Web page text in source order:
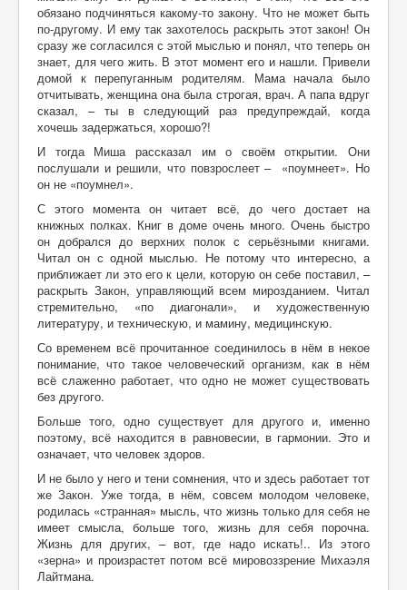
Кухня Мишпохи
Гостевая книга
Контакты
Карта сайта
Старо-Улановичское кладбище
Местечко Колышки, старинное еврейское
кладбище
обязано подчиняться какому-то закону. Что не может быть
по-другому. И ему так захотелось раскрыть этот закон! Он
сразу же согласился с этой мыслью и понял, что теперь он
знает, для чего жить. В этот момент его и нашли. Привели
домой к перепуганным родителям. Мама начала было
отчитывать, женщина она была строгая, врач. А папа вдруг
сказал, – ты в следующий раз предупреждай, когда
хочешь задержаться, хорошо?!
И тогда Миша рассказал им о своём открытии. Они
послушали и решили, что повзрослеет – «поумнеет». Но
он не «поумнел».
С этого момента он читает всё, до чего достает на
книжных полках. Книг в доме очень много. Очень быстро
он добрался до верхних полок с серьёзными книгами.
Читал он с одной мыслью. Не потому что интересно, а
приближает ли это его к цели, которую он себе поставил, –
раскрыть Закон, управляющий всем мирозданием. Читал
стремительно, «по диагонали», и художественную
литературу, и техническую, и мамину, медицинскую.
Со временем всё прочитанное соединилось в нём в некое
понимание, что такое человеческий организм, как в нём
всё слаженно работает, что одно не может существовать
без другого.
Больше того, одно существует для другого и, именно
поэтому, всё находится в равновесии, в гармонии. Это и
означает, что человек здоров.
И не было у него и тени сомнения, что и здесь работает тот
же Закон. Уже тогда, в нём, совсем молодом человеке,
родилась «странная» мысль, что жизнь только для себя не
имеет смысла, больше того, жизнь для себя порочна.
Жизнь для других, – вот, где надо искать!.. Из этого
«зерна» и произрастет потом всё мировоззрение Михаэля
Лайтмана.